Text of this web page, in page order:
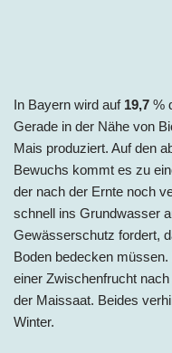
In Bayern wird auf 19,7 %
Gerade in der Nähe von
Mais produziert. Auf den
Bewuchs kommt es zu
der nach der Ernte noch
schnell ins Grundwasser
Gewässerschutz fordert,
Boden bedecken
einer Zwischenfrucht
der Maissaat. Beides
Winter.